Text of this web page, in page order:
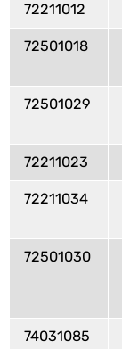
72211012
72501018
72501029
72211023
72211034
72501030
74031085